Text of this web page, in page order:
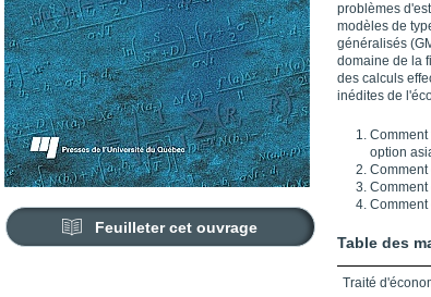
Feuilleter cet ouvrage
problèmes
modèles de
généralisés
domaine de la
des calculs
inédites de
option
Comment
Comment
Table des
Traité